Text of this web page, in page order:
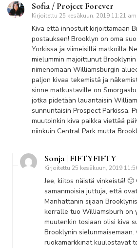
Sofia / Project Forever
Kirjoitettu 25 kesäkuun, 2019 11:21 am
Kiva että innostuit kirjoittamaan
postauksen! Brooklyn on oma
Yorkissa ja viimeisillä matkoilla
mielummin majoittunut
nimenomaan Williamsburgin
paljon kivaa tekemistä ja
sinne matkustaville on
jotka pidetään lauantaisin
sunnuntaisin Prospect Parkissa.
muutoinkin kiva paikka viettää
niinkuin Central Park mutta
Sonja | FIFTYFIFTY
Kirjoitettu 25 kesäkuun, 2019
Jee, kiitos näistä vinkeistä!
samanmoisia juttuja, että
Manhattanin sijaan
kerralle tuo Williamsburh on
muutenkin tosiaan olisi kiva
Brooklynin sielunmaisemaan.
ruokamarkkinat kuulostavat